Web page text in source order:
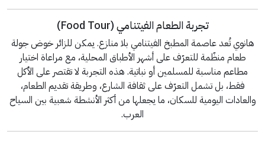
تجربة الطعام الفيتنامي (Food Tour)
هانوي تُعد عاصمة المطبخ الفيتنامي بلا منازع. يمكن للزائر خوض جولة
طعام منظّمة للتعرّف على أشهر الأطباق المحلية، مع مراعاة اختيار
مطاعم مناسبة للمسلمين أو نباتية. هذه التجربة لا تقتصر على الأكل
فقط، بل تشمل التعرّف على ثقافة الشارع، وطريقة تقديم الطعام،
والعادات اليومية للسكان، ما يجعلها من أكثر الأنشطة شعبية بين السياح
العرب.